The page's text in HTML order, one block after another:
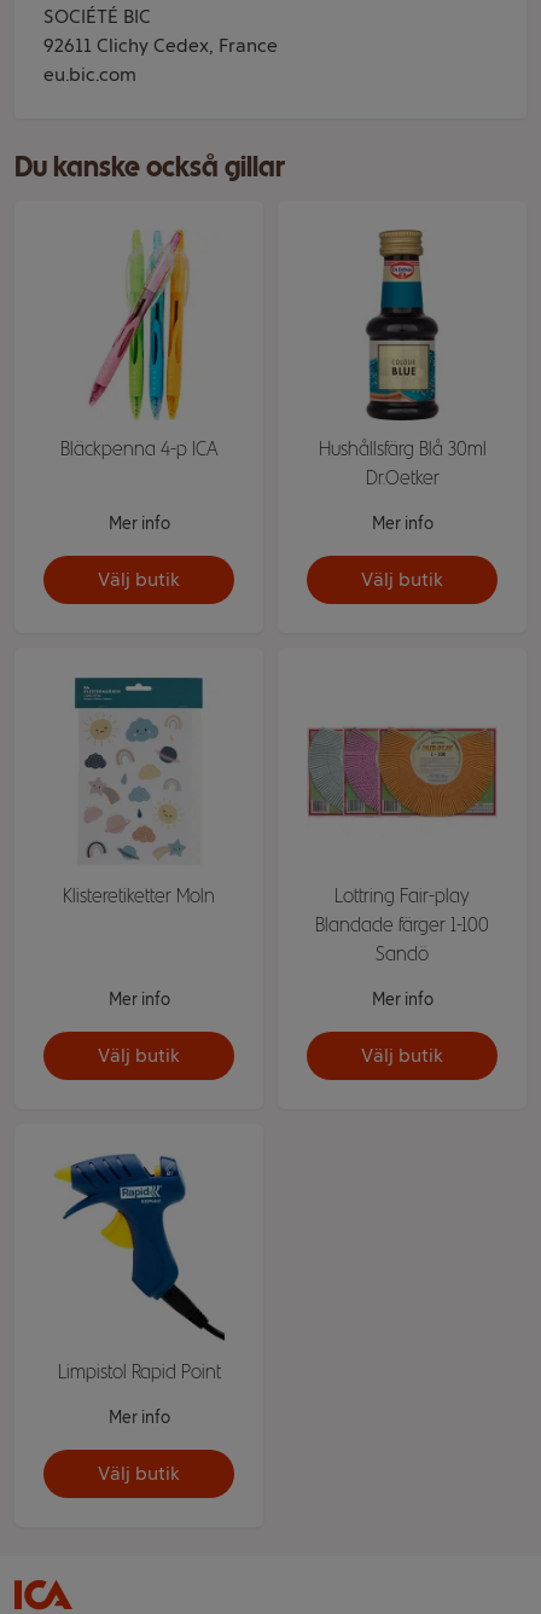
SOCIÉTÉ BIC
92611 Clichy Cedex, France
eu.bic.com
Du kanske också gillar
Bläckpenna 4-p ICA
Mer info
Välj butik
Hushållsfärg Blå 30ml
Dr.Oetker
Mer info
Välj butik
Klisteretiketter Moln
Mer info
Välj butik
Lottring Fair-play
Blandade färger 1-100
Sandö
Mer info
Välj butik
Limpistol Rapid Point
Mer info
Välj butik